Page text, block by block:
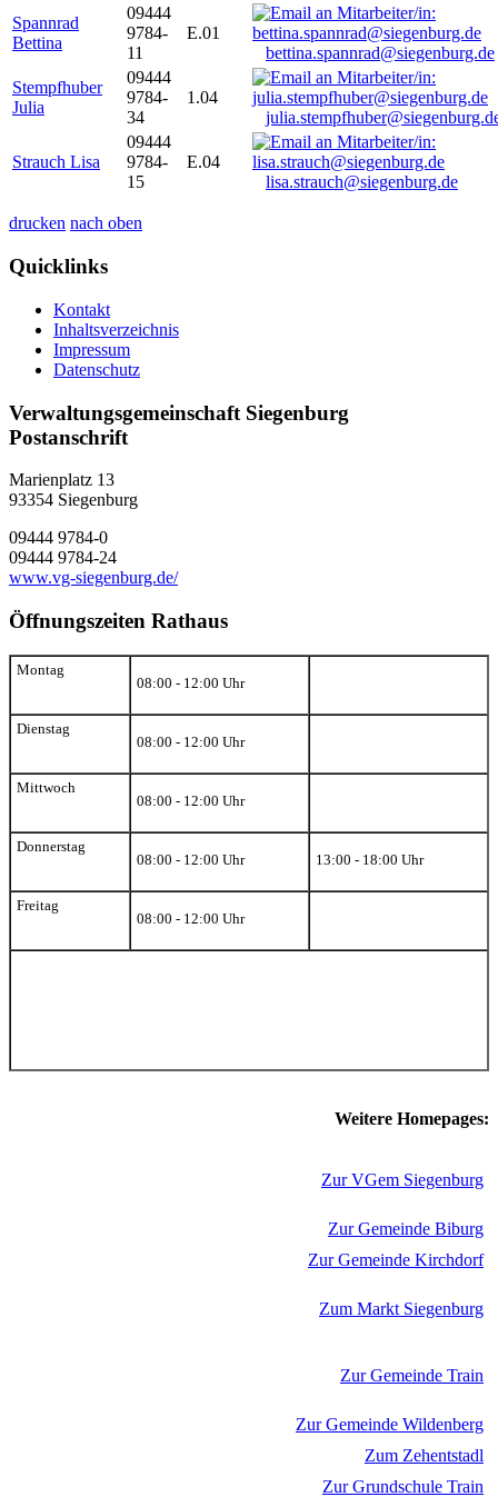
Spannrad
Bettina
09444
9784-
11
E.01
bettina.spannrad@siegenburg.de
Stempfhuber
Julia
09444
9784-
34
1.04
Strauch Lisa
09444
9784-
15
E.04
lisa.strauch@siegenburg.de
drucken nach oben
Quicklinks
Kontakt
Inhaltsverzeichnis
Impressum
Datenschutz
Verwaltungsgemeinschaft Siegenburg
Postanschrift
Marienplatz 13
93354 Siegenburg
09444 9784-0
09444 9784-24
www.vg-siegenburg.de/
Öffnungszeiten Rathaus
Montag
08:00 - 12:00 Uhr
Dienstag
08:00 - 12:00 Uhr
Mittwoch
08:00 - 12:00 Uhr
Donnerstag
08:00 - 12:00 Uhr
13:00 - 18:00 Uhr
Freitag
08:00 - 12:00 Uhr
Weitere Homepages:
Zur VGem Siegenburg
Zur Gemeinde Biburg
Zur Gemeinde Kirchdorf
Zum Markt Siegenburg
Zur Gemeinde Train
Zur Gemeinde Wildenberg
Zum Zehentstadl
Zur Grundschule Train